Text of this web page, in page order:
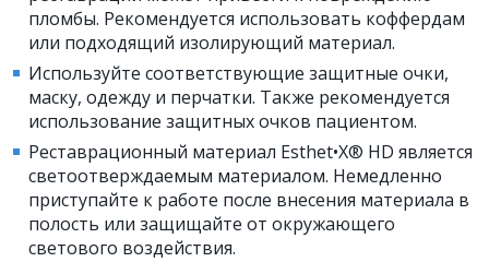
пломбы. Рекомендуется использовать коффердам
или подходящий изолирующий материал.
Используйте соответствующие защитные очки,
маску, одежду и перчатки. Также рекомендуется
использование защитных очков пациентом.
Реставрационный материал Esthet•X® HD является
светоотверждаемым материалом. Немедленно
приступайте к работе после внесения материала в
полость или защищайте от окружающего
светового воздействия.